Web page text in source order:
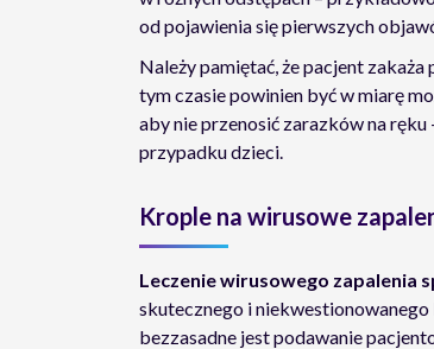
od pojawienia się pierwszych
Należy pamiętać, że pacjent
tym czasie powinien być w miarę
aby nie przenosić zarazków na
przypadku dzieci.
Krople na wirusowe
Leczenie wirusowego zapalenia
skutecznego i niekwestionowanego
bezzasadne jest podawanie